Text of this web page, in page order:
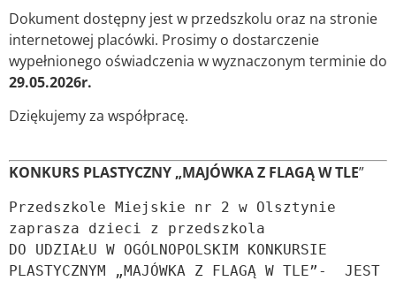
Dokument dostępny jest w przedszkolu oraz na stronie
internetowej placówki. Prosimy o dostarczenie
wypełnionego oświadczenia w wyznaczonym terminie do
29.05.2026r.
Dziękujemy za współpracę.
KONKURS PLASTYCZNY „MAJÓWKA Z FLAGĄ W TLE”
Przedszkole Miejskie nr 2 w Olsztynie
zaprasza dzieci z przedszkola
DO UDZIAŁU W OGÓLNOPOLSKIM KONKURSIE
PLASTYCZNYM „MAJÓWKA Z FLAGĄ W TLE”-  JEST